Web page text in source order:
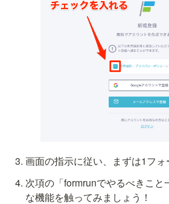
画面の指示に従い、まずは1フ
次項の「formrunでやるべきこと
な機能を触ってみましょう！